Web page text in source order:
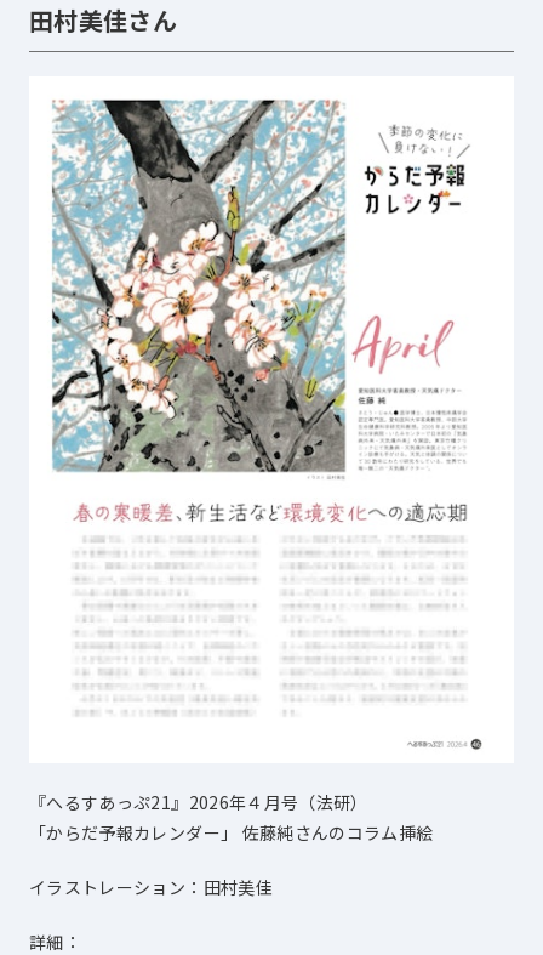
田村美佳さん
『へるすあっぷ21』2026年４月号（法研）
「からだ予報カレンダー」 佐藤純さんのコラム挿絵
イラストレーション：田村美佳
詳細：